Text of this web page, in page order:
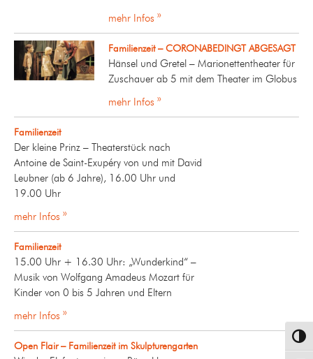
mehr Infos »
Familienzeit – CORONABEDINGT ABGESAGT
Hänsel und Gretel – Marionettentheater für
Zuschauer ab 5 mit dem Theater im Globus
mehr Infos »
Familienzeit
Der kleine Prinz – Theaterstück nach
Antoine de Saint-Exupéry von und mit David
Leubner (ab 6 Jahre), 16.00 Uhr und
19.00 Uhr
mehr Infos »
Familienzeit
15.00 Uhr + 16.30 Uhr: „Wunderkind“ –
Musik von Wolfgang Amadeus Mozart für
Kinder von 0 bis 5 Jahren und Eltern
mehr Infos »
Open Flair – Familienzeit im Skulpturengarten